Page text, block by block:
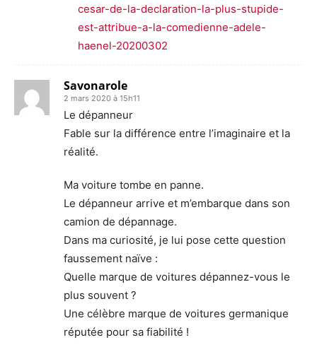
cesar-de-la-declaration-la-plus-stupide-
est-attribue-a-la-comedienne-adele-
haenel-20200302
Savonarole
2 mars 2020 à 15h11
Le dépanneur
Fable sur la différence entre l’imaginaire et la
réalité.
Ma voiture tombe en panne.
Le dépanneur arrive et m’embarque dans son
camion de dépannage.
Dans ma curiosité, je lui pose cette question
faussement naïve :
Quelle marque de voitures dépannez-vous le
plus souvent ?
Une célèbre marque de voitures germanique
réputée pour sa fiabilité !